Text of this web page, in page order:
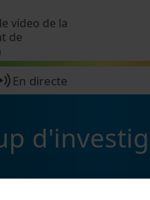
vídeo de la
de
En directe